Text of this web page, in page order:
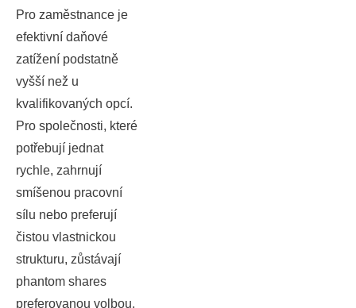
Pro zaměstnance je
efektivní daňové
zatížení podstatně
vyšší než u
kvalifikovaných opcí.
Pro společnosti, které
potřebují jednat
rychle, zahrnují
smíšenou pracovní
sílu nebo preferují
čistou vlastnickou
strukturu, zůstávají
phantom shares
preferovanou volbou.